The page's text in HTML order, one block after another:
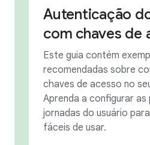
Autenticação
com chaves de
Este guia contém
recomendadas sobre
chaves de acesso no
Aprenda a configurar as
jornadas do usuário
fáceis de usar.